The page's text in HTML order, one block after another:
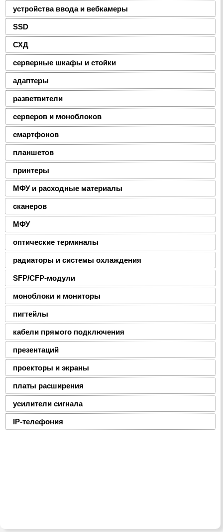
устройства ввода и вебкамеры
SSD
СХД
серверные шкафы и стойки
адаптеры
разветвители
серверов и моноблоков
смартфонов
планшетов
принтеры
МФУ и расходные материалы
сканеров
МФУ
оптические терминалы
радиаторы и системы охлаждения
SFP/CFP-модули
моноблоки и мониторы
пигтейлы
кабели прямого подключения
презентаций
проекторы и экраны
платы расширения
усилители сигнала
IP-телефония